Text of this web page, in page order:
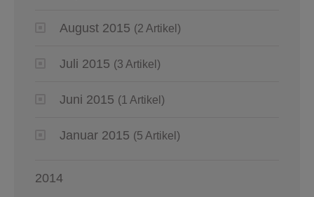
August 2015 (2 Artikel)
Juli 2015 (3 Artikel)
Juni 2015 (1 Artikel)
Januar 2015 (5 Artikel)
2014